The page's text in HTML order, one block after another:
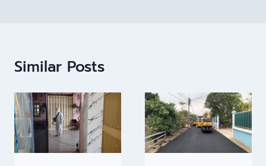
Similar Posts